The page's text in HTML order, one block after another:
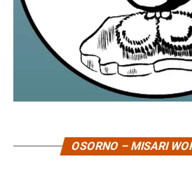
OSORNO – MISARI